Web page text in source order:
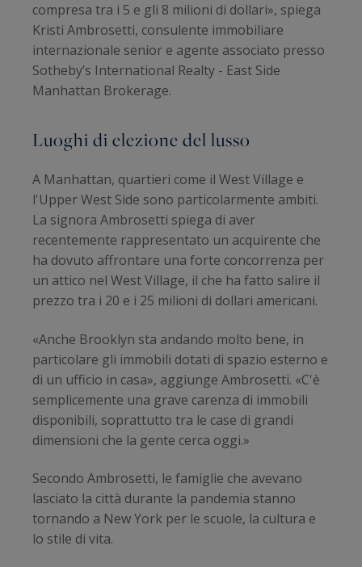
compresa tra i 5 e gli 8 milioni di dollari», spiega
Kristi Ambrosetti, consulente immobiliare
internazionale senior e agente associato presso
Sotheby’s International Realty - East Side
Manhattan Brokerage.
Luoghi di elezione del lusso
A Manhattan, quartieri come il West Village e
l'Upper West Side sono particolarmente ambiti.
La signora Ambrosetti spiega di aver
recentemente rappresentato un acquirente che
ha dovuto affrontare una forte concorrenza per
un attico nel West Village, il che ha fatto salire il
prezzo tra i 20 e i 25 milioni di dollari americani.
«Anche Brooklyn sta andando molto bene, in
particolare gli immobili dotati di spazio esterno e
di un ufficio in casa», aggiunge Ambrosetti. «C'è
semplicemente una grave carenza di immobili
disponibili, soprattutto tra le case di grandi
dimensioni che la gente cerca oggi.»
Secondo Ambrosetti, le famiglie che avevano
lasciato la città durante la pandemia stanno
tornando a New York per le scuole, la cultura e
lo stile di vita.